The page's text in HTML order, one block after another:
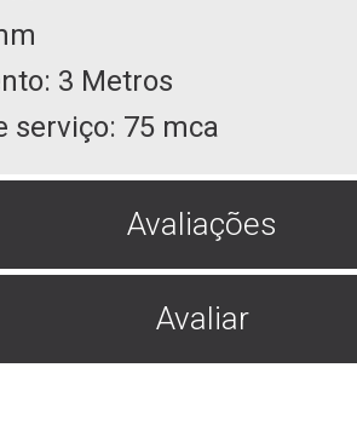
3 Metros
serviço: 75 mca
Avaliações
Avaliar